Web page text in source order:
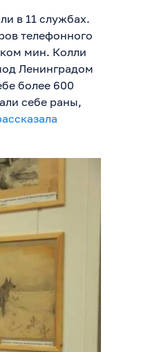
в 11 службах.
телефонного
мин. Колли
Ленинградом
более 600
себе раны,